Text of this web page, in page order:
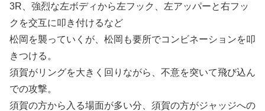
3R、強烈な左ボディから左フック、左アッパーと右フッ
クを交互に叩き付けるなど
松岡を襲っていくが、松岡も要所でコンビネーションを叩
きつける。
須賀がリングを大きく回りながら、不意を突いて飛び込ん
での攻撃。
須賀の方から入る場面が多い分、須賀の方がジャッジへの